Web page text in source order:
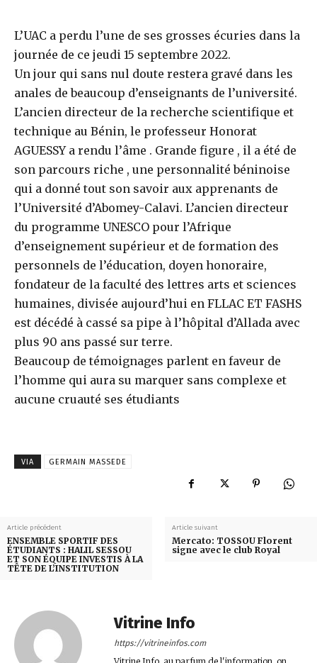
L’UAC a perdu l’une de ses grosses écuries dans la
journée de ce jeudi 15 septembre 2022.
Un jour qui sans nul doute restera gravé dans les
anales de beaucoup d’enseignants de l’université.
L’ancien directeur de la recherche scientifique et
technique au Bénin, le professeur Honorat
AGUESSY a rendu l’âme . Grande figure , il a été de
son parcours riche , une personnalité béninoise
qui a donné tout son savoir aux apprenants de
l’Université d’Abomey-Calavi. L’ancien directeur
du programme UNESCO pour l’Afrique
d’enseignement supérieur et de formation des
personnels de l’éducation, doyen honoraire,
fondateur de la faculté des lettres arts et sciences
humaines, divisée aujourd’hui en FLLAC ET FASHS
est décédé à cassé sa pipe à l’hôpital d’Allada avec
plus 90 ans passé sur terre.
Beaucoup de témoignages parlent en faveur de
l’homme qui aura su marquer sans complexe et
aucune cruauté ses étudiants
VIA GERMAIN MASSEDE
Article précédent
ENSEMBLE SPORTIF DES
ÉTUDIANTS : HALIL SESSOU
ET SON ÉQUIPE INVESTIS À LA
TÊTE DE L’INSTITUTION
Article suivant
Mercato: TOSSOU Florent
signe avec le club Royal
Vitrine Info
https://vitrineinfos.com